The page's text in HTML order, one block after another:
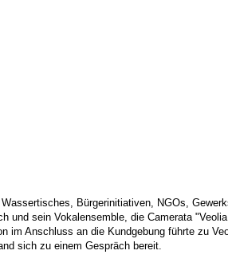
Bürgerinitiativen, NGOs,
sein Vokalensemble, die Camerata
Anschluss an die Kundgebung führte zu
sich zu einem Gespräch bereit.